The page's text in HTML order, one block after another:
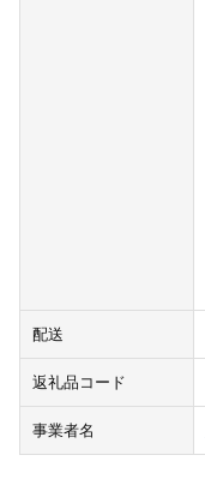
配送
返礼品コード
事業者名